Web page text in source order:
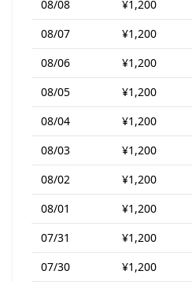
08/08
¥1,200
08/07
¥1,200
08/06
¥1,200
08/05
¥1,200
08/04
¥1,200
08/03
¥1,200
08/02
¥1,200
08/01
¥1,200
07/31
¥1,200
07/30
¥1,200